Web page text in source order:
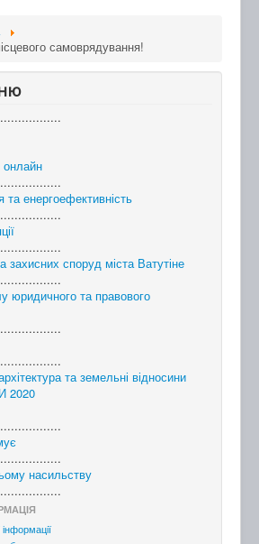
самоврядування!
онлайн
та енергоефективність
захисних споруд міста Ватутіне
юридичного та правового
та земельні відносини
2020
насильству